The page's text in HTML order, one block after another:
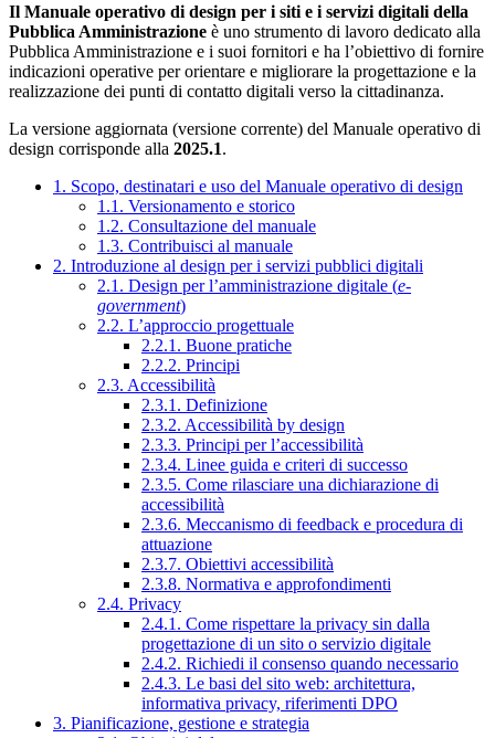
Il Manuale operativo di design per i siti e i servizi digitali della
Pubblica Amministrazione è uno strumento di lavoro dedicato alla
Pubblica Amministrazione e i suoi fornitori e ha l’obiettivo di fornire
indicazioni operative per orientare e migliorare la progettazione e la
realizzazione dei punti di contatto digitali verso la cittadinanza.
La versione aggiornata (versione corrente) del Manuale operativo di
design corrisponde alla 2025.1.
1. Scopo, destinatari e uso del Manuale operativo di design
1.1. Versionamento e storico
1.2. Consultazione del manuale
1.3. Contribuisci al manuale
2. Introduzione al design per i servizi pubblici digitali
2.1. Design per l’amministrazione digitale (e-
government)
2.2. L’approccio progettuale
2.2.1. Buone pratiche
2.2.2. Principi
2.3. Accessibilità
2.3.1. Definizione
2.3.2. Accessibilità by design
2.3.3. Principi per l’accessibilità
2.3.4. Linee guida e criteri di successo
2.3.5. Come rilasciare una dichiarazione di
accessibilità
2.3.6. Meccanismo di feedback e procedura di
attuazione
2.3.7. Obiettivi accessibilità
2.3.8. Normativa e approfondimenti
2.4. Privacy
2.4.1. Come rispettare la privacy sin dalla
progettazione di un sito o servizio digitale
2.4.2. Richiedi il consenso quando necessario
2.4.3. Le basi del sito web: architettura,
informativa privacy, riferimenti DPO
3. Pianificazione, gestione e strategia